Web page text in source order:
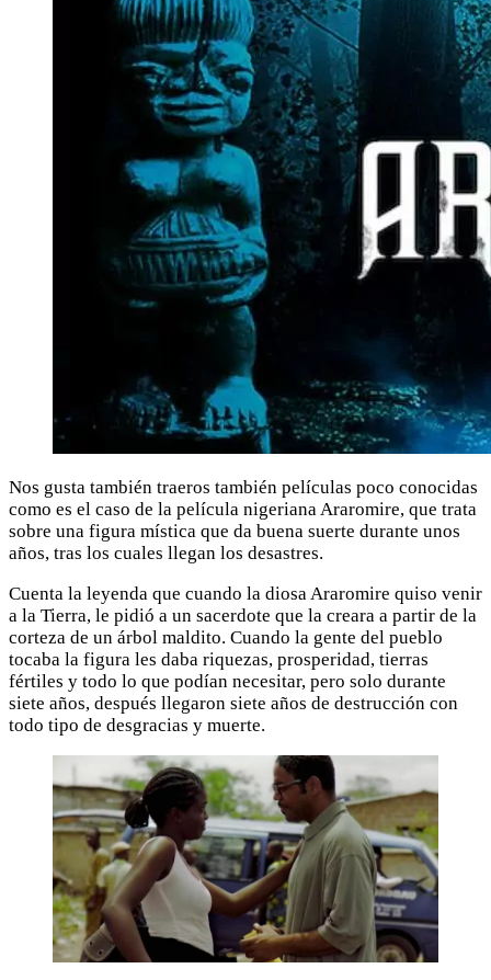
Nos gusta también traeros también películas poco conocidas
como es el caso de la película nigeriana Araromire, que trata
sobre una figura mística que da buena suerte durante unos
años, tras los cuales llegan los desastres.
Cuenta la leyenda que cuando la diosa Araromire quiso venir
a la Tierra, le pidió a un sacerdote que la creara a partir de la
corteza de un árbol maldito. Cuando la gente del pueblo
tocaba la figura les daba riquezas, prosperidad, tierras
fértiles y todo lo que podían necesitar, pero solo durante
siete años, después llegaron siete años de destrucción con
todo tipo de desgracias y muerte.